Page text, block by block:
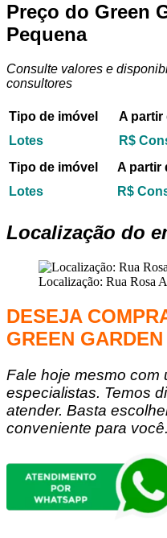
Preço do Green
Pequena
Consulte valores e
consultores
Tipo de imóvel A partir
Lotes
R$
Tipo de imóvel
A partir
Lotes
R$
Localização do
Localização: Rua Rosa
DESEJA
GREEN
Fale hoje mesmo com
especialistas. Temos
atender. Basta
conveniente para você.